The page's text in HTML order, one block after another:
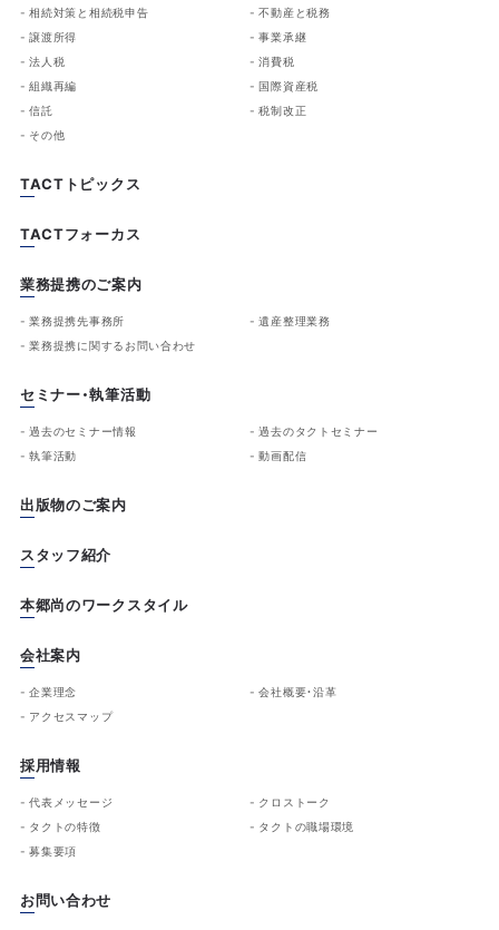
相続対策と相続税申告
不動産と税務
譲渡所得
事業承継
法人税
消費税
組織再編
国際資産税
信託
税制改正
その他
TACTトピックス
TACTフォーカス
業務提携のご案内
業務提携先事務所
遺産整理業務
業務提携に関するお問い合わせ
セミナー・執筆活動
過去のセミナー情報
過去のタクトセミナー
執筆活動
動画配信
出版物のご案内
スタッフ紹介
本郷尚のワークスタイル
会社案内
企業理念
会社概要・沿革
アクセスマップ
採用情報
代表メッセージ
クロストーク
タクトの特徴
タクトの職場環境
募集要項
お問い合わせ